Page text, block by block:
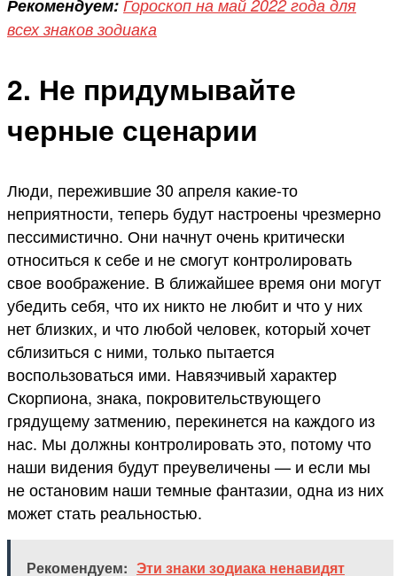
Рекомендуем: Гороскоп на май 2022 года для
всех знаков зодиака
2. Не придумывайте
черные сценарии
Люди, пережившие 30 апреля какие-то
неприятности, теперь будут настроены чрезмерно
пессимистично. Они начнут очень критически
относиться к себе и не смогут контролировать
свое воображение. В ближайшее время они могут
убедить себя, что их никто не любит и что у них
нет близких, и что любой человек, который хочет
сблизиться с ними, только пытается
воспользоваться ими. Навязчивый характер
Скорпиона, знака, покровительствующего
грядущему затмению, перекинется на каждого из
нас. Мы должны контролировать это, потому что
наши видения будут преувеличены — и если мы
не остановим наши темные фантазии, одна из них
может стать реальностью.
Рекомендуем: Эти знаки зодиака ненавидят